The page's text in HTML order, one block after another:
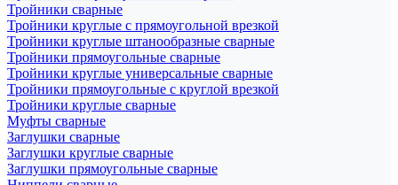
Тройники сварные
Тройники круглые с прямоугольной врезкой
Тройники круглые штанообразные сварные
Тройники прямоугольные сварные
Тройники круглые универсальные сварные
Тройники прямоугольные с круглой врезкой
Тройники круглые сварные
Муфты сварные
Заглушки сварные
Заглушки круглые сварные
Заглушки прямоугольные сварные